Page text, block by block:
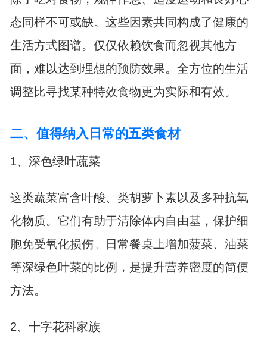
态同样不可或缺。这些因素共同构成了健康的
生活方式图谱。仅仅依赖饮食而忽视其他方
面，难以达到理想的预防效果。全方位的生活
调整比寻找某种特效食物更为实际和有效。
二、值得纳入日常的五类食材
1、深色绿叶蔬菜
这类蔬菜富含叶酸、类胡萝卜素以及多种抗氧
化物质。它们有助于清除体内自由基，保护细
胞免受氧化损伤。日常餐桌上增加菠菜、油菜
等深绿色叶菜的比例，是提升营养密度的简便
方法。
2、十字花科家族